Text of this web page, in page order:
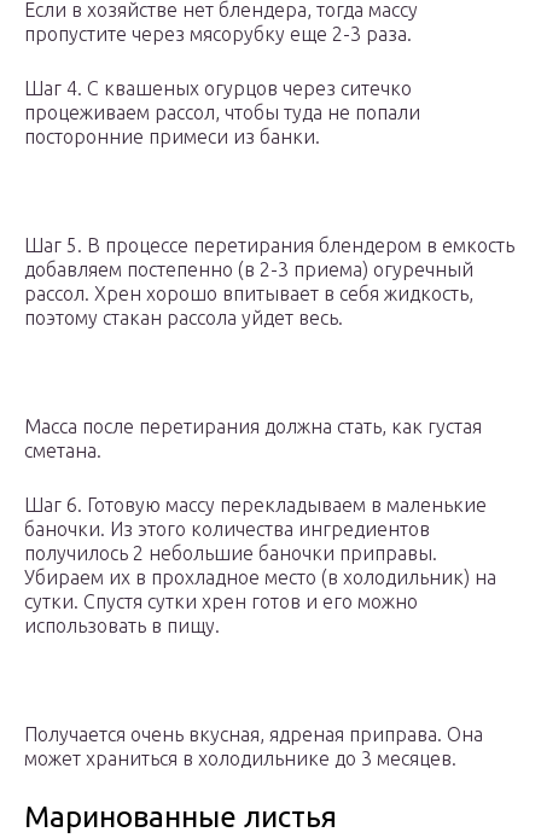
Если в хозяйстве нет блендера, тогда массу
пропустите через мясорубку еще 2-3 раза.
Шаг 4. С квашеных огурцов через ситечко
процеживаем рассол, чтобы туда не попали
посторонние примеси из банки.
Шаг 5. В процессе перетирания блендером в емкость
добавляем постепенно (в 2-3 приема) огуречный
рассол. Хрен хорошо впитывает в себя жидкость,
поэтому стакан рассола уйдет весь.
Масса после перетирания должна стать, как густая
сметана.
Шаг 6. Готовую массу перекладываем в маленькие
баночки. Из этого количества ингредиентов
получилось 2 небольшие баночки приправы.
Убираем их в прохладное место (в холодильник) на
сутки. Спустя сутки хрен готов и его можно
использовать в пищу.
Получается очень вкусная, ядреная приправа. Она
может храниться в холодильнике до 3 месяцев.
Маринованные листья